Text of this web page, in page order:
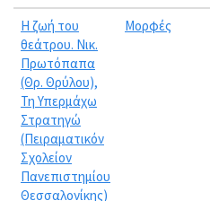
Η ζωή του
θεάτρου. Νικ.
Πρωτόπαπα
(Θρ. Θρύλου),
Τη Υπερμάχω
Στρατηγώ
(Πειραματικόν
Σχολείον
Πανεπιστημίου
Θεσσαλονίκης)
Μορφές